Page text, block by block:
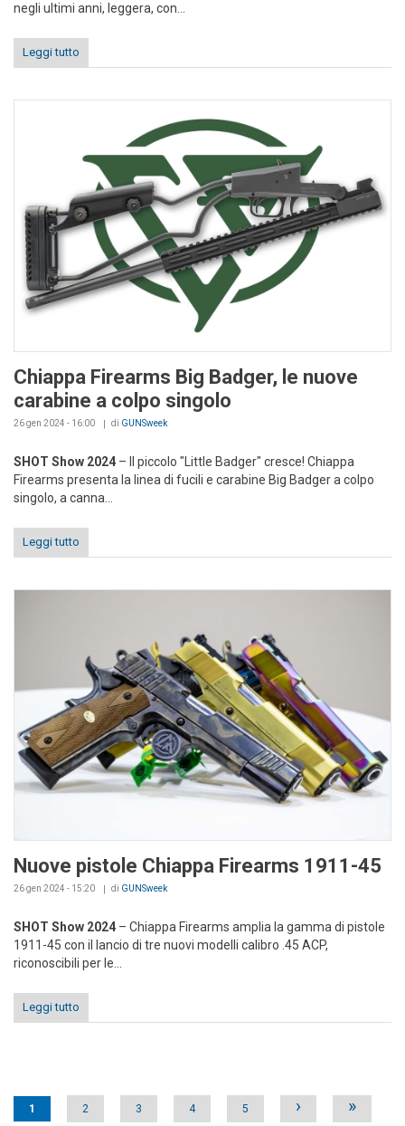
negli ultimi anni, leggera, con...
Leggi tutto
Chiappa Firearms Big Badger, le nuove
carabine a colpo singolo
26 gen 2024 - 16:00 di GUNSweek
SHOT Show 2024 – Il piccolo "Little Badger" cresce! Chiappa
Firearms presenta la linea di fucili e carabine Big Badger a colpo
singolo, a canna...
Leggi tutto
Nuove pistole Chiappa Firearms 1911-45
26 gen 2024 - 15:20 di GUNSweek
SHOT Show 2024 – Chiappa Firearms amplia la gamma di pistole
1911-45 con il lancio di tre nuovi modelli calibro .45 ACP,
riconoscibili per le...
Leggi tutto
Pages
1 2 3 4 5 › »